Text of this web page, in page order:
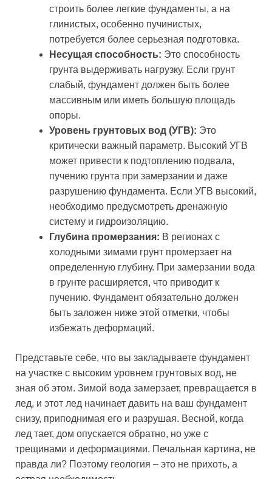
строить более легкие фундаменты, а на
глинистых, особенно пучинистых,
потребуется более серьезная подготовка.
Несущая способность: Это способность
грунта выдерживать нагрузку. Если грунт
слабый, фундамент должен быть более
массивным или иметь большую площадь
опоры.
Уровень грунтовых вод (УГВ): Это
критически важный параметр. Высокий УГВ
может привести к подтоплению подвала,
пучению грунта при замерзании и даже
разрушению фундамента. Если УГВ высокий,
необходимо предусмотреть дренажную
систему и гидроизоляцию.
Глубина промерзания: В регионах с
холодными зимами грунт промерзает на
определенную глубину. При замерзании вода
в грунте расширяется, что приводит к
пучению. Фундамент обязательно должен
быть заложен ниже этой отметки, чтобы
избежать деформаций.
Представьте себе, что вы закладываете фундамент
на участке с высоким уровнем грунтовых вод, не
зная об этом. Зимой вода замерзает, превращается в
лед, и этот лед начинает давить на ваш фундамент
снизу, приподнимая его и разрушая. Весной, когда
лед тает, дом опускается обратно, но уже с
трещинами и деформациями. Печальная картина, не
правда ли? Поэтому геология – это не прихоть, а